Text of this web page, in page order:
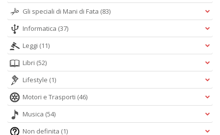
Gli speciali di Mani di Fata (83)
Informatica (37)
Leggi (11)
Libri (52)
Lifestyle (1)
Motori e Trasporti (46)
Musica (54)
Non definita (1)